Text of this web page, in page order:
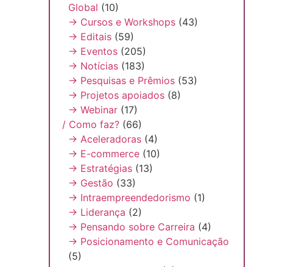
Global (10)
→ Cursos e Workshops (43)
→ Editais (59)
→ Eventos (205)
→ Notícias (183)
→ Pesquisas e Prêmios (53)
→ Projetos apoiados (8)
→ Webinar (17)
/ Como faz? (66)
→ Aceleradoras (4)
→ E-commerce (10)
→ Estratégias (13)
→ Gestão (33)
→ Intraempreendedorismo (1)
→ Liderança (2)
→ Pensando sobre Carreira (4)
→ Posicionamento e Comunicação
(5)